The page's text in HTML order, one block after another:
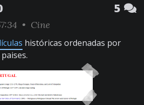
5
• Cine
históricas ordenadas por